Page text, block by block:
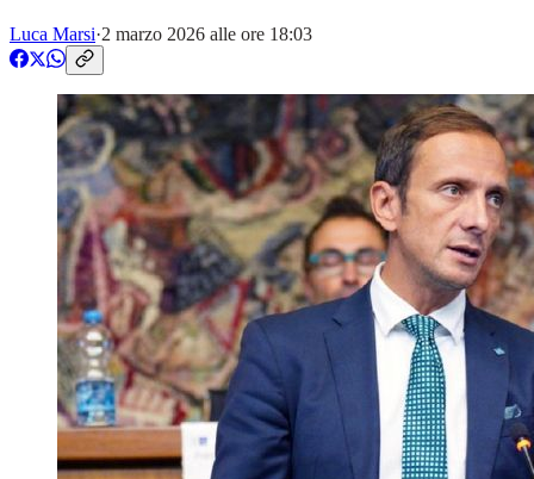
Luca Marsi·2 marzo 2026 alle ore 18:03